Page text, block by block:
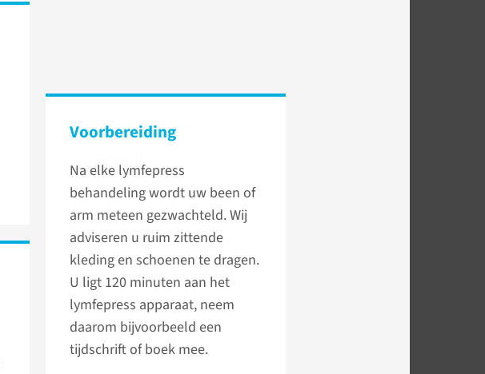
Voorbereiding
Na elke lymfepress
behandeling wordt uw been of
arm meteen gezwachteld. Wij
adviseren u ruim zittende
kleding en schoenen te dragen.
U ligt 120 minuten aan het
lymfepress apparaat, neem
daarom bijvoorbeeld een
tijdschrift of boek mee.